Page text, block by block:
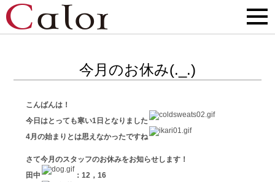
今月のお休み(._.)
こんばんは！
今日はとっても寒い1日となりました
4月の始まりとは思えなかったですね
さて今月のスタッフのお休みをお知らせします！
田中
：12，16